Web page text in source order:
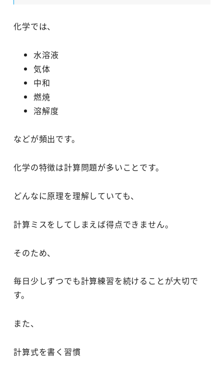
化学では、
水溶液
気体
中和
燃焼
溶解度
などが頻出です。
化学の特徴は計算問題が多いことです。
どんなに原理を理解していても、
計算ミスをしてしまえば得点できません。
そのため、
毎日少しずつでも計算練習を続けることが大切で
す。
また、
計算式を書く習慣